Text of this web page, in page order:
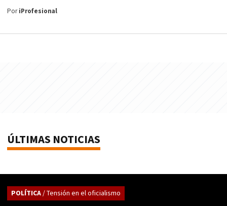
PoriProfesional
ÚLTIMAS NOTICIAS
POLÍTICA/ Tensión en el oficialismo